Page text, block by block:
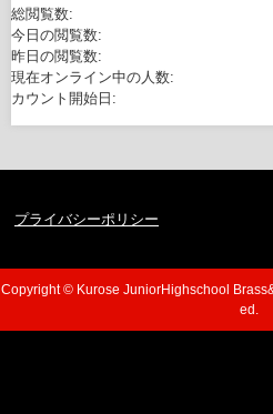
総閲覧数:
今日の閲覧数:
昨日の閲覧数:
現在オンライン中の人数:
カウント開始日:
プライバシーポリシー
Copyright © Kurose JuniorHighschool
ed.